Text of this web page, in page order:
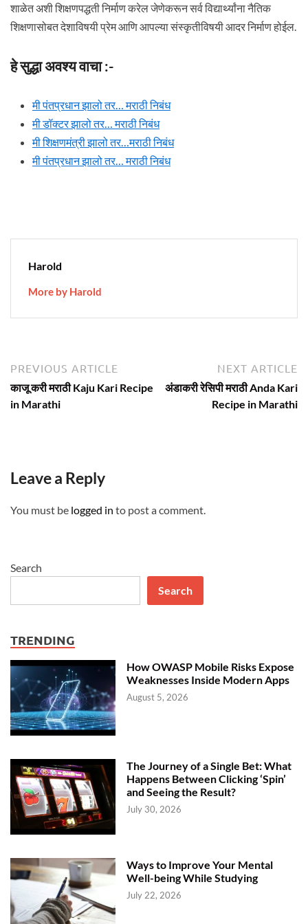
शाळेत अशी शिक्षणपद्धती निर्माण करेल जेणेकरून सर्व विद्यार्थ्यांना नैतिक
शिक्षणासोबत देशाविषयी प्रेम आणि आपल्या संस्कृतीविषयी आदर निर्माण होईल.
हे सुद्धा अवश्य वाचा :-
मी पंतप्रधान झालो तर… मराठी निबंध
मी डॉक्टर झालो तर… मराठी निबंध
मी शिक्षणमंत्री झालो तर…मराठी निबंध
मी पंतप्रधान झालो तर… मराठी निबंध
Harold
More by Harold
Post
navigation
PREVIOUS ARTICLE
article:
काजू करी मराठी Kaju Kari Recipe
in Marathi
NEXT ARTICLE
अंडाकरी रेसिपी मराठी Anda Kari
Recipe in Marathi
Leave a Reply
You must be logged in to post a comment.
Search
Search
TRENDING
How OWASP Mobile Risks Expose
Weaknesses Inside Modern Apps
August 5, 2026
The Journey of a Single Bet: What
Happens Between Clicking ‘Spin’
and Seeing the Result?
July 30, 2026
Ways to Improve Your Mental
Well-being While Studying
July 22, 2026